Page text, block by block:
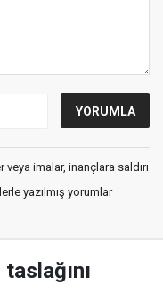
imalar, inançlara saldırı
yazılmış yorumlar